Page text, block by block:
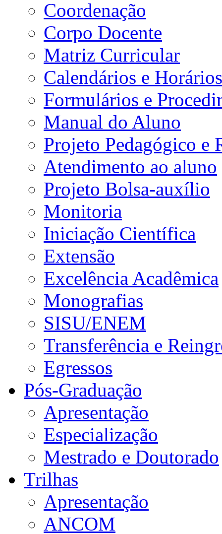
Coordenação
Corpo Docente
Matriz Curricular
Calendários e Horários
Formulários e
Manual do Aluno
Projeto Pedagógico e
Atendimento ao aluno
Projeto Bolsa-auxílio
Monitoria
Iniciação Científica
Extensão
Excelência Acadêmica
Monografias
SISU/ENEM
Transferência e
Egressos
Pós-Graduação
Apresentação
Especialização
Mestrado e Doutorado
Trilhas
Apresentação
ANCOM